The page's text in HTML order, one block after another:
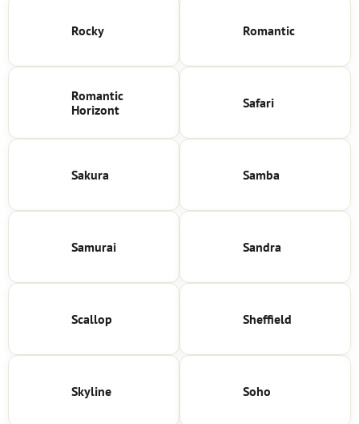
Rocky Romantic
Romantic
Horizont
Safari
Sakura Samba
Samurai Sandra
Scallop Sheffield
Skyline Soho